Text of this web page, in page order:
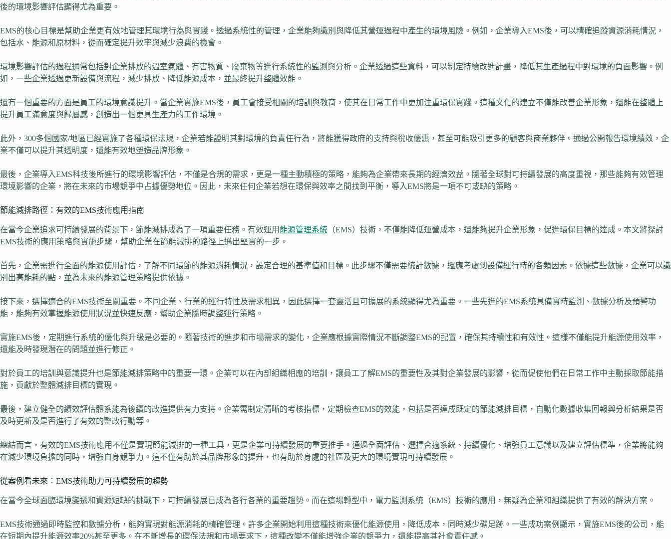
後的環境影響評估顯得尤為重要。
EMS的核心目標是幫助企業更有效地管理其環境行為與實踐。透過系統性的管理，企業能夠識別與降低其營運過程中產生的環境風險。例如，企業導入EMS後，可以精確追蹤資源消耗情況，
包括水、能源和原材料，從而確定提升效率與減少浪費的機會。
環境影響評估的過程通常包括對企業排放的溫室氣體、有害物質、廢棄物等進行系統性的監測與分析。企業透過這些資料，可以制定持續改進計畫，降低其生產過程中對環境的負面影響。例
如，一些企業透過更新設備與流程，減少排放、降低能源成本，並最終提升整體效能。
還有一個重要的方面是員工的環境意識提升。當企業實施EMS後，員工會接受相關的培訓與教育，使其在日常工作中更加注重環保實踐。這種文化的建立不僅能改善企業形象，還能在整體上
提升員工滿意度與歸屬感，創造出一個更具生產力的工作環境。
此外，300多個國家/地區已經實施了各種環保法規，企業若能證明其對環境的負責任行為，將能獲得政府的支持與稅收優惠，甚至可能吸引更多的顧客與商業夥伴。通過公開報告環境績效，企
業不僅可以提升其透明度，還能有效地塑造品牌形象。
最後，企業導入EMS科技後所進行的環境影響評估，不僅是合規的需求，更是一種主動積極的策略，能夠為企業帶來長期的經濟效益。隨著全球對可持續發展的高度重視，那些能夠有效管理
環境影響的企業，將在未來的市場競爭中占據優勢地位。因此，未來任何企業若想在環保與效率之間找到平衡，導入EMS將是一項不可或缺的策略。
節能減排路徑：有效的EMS技術應用指南
在當今企業追求可持續發展的背景下，節能減排成為了一項重要任務。有效運用 能源管理系統 （EMS）技術，不僅能降低運營成本，還能夠提升企業形象，促進環保目標的達成。本文將探討
EMS技術的應用策略與實施步驟，幫助企業在節能減排的路徑上邁出堅實的一步。
首先，企業需進行全面的能源使用評估，了解不同環節的能源消耗情況，設定合理的基準值和目標。此步驟不僅需要統計數據，還應考慮到設備運行時的各類因素。依據這些數據，企業可以識
別出高能耗的點，並為未來的能源管理策略提供依據。
接下來，選擇適合的EMS技術至關重要。不同企業、行業的運行特性及需求相異，因此選擇一套靈活且可擴展的系統顯得尤為重要。一些先進的EMS系統具備實時監測、數據分析及預警功
能，能夠有效掌握能源使用狀況並快速反應，幫助企業隨時調整運行策略。
實施EMS後，定期進行系統的優化與升級是必要的。隨著技術的進步和市場需求的變化，企業應根據實際情況不斷調整EMS的配置，確保其持續性和有效性。這樣不僅能提升能源使用效率，
還能及時發現潛在的問題並進行修正。
對於員工的培訓與意識提升也是節能減排策略中的重要一環。企業可以在內部組織相應的培訓，讓員工了解EMS的重要性及其對企業發展的影響，從而促使他們在日常工作中主動採取節能措
施，貢獻於整體減排目標的實現。
最後，建立健全的績效評估體系能為後續的改進提供有力支持。企業需制定清晰的考核指標，定期檢查EMS的效能，包括是否達成既定的節能減排目標，自動化數據收集回報與分析結果是否
及時更新及是否進行了有效的整改行動等。
總結而言，有效的EMS技術應用不僅是實現節能減排的一種工具，更是企業可持續發展的重要推手。通過全面評估、選擇合適系統、持續優化、增強員工意識以及建立評估標準，企業將能夠
在減少環境負擔的同時，增強自身競爭力。這不僅有助於其品牌形象的提升，也有助於身處的社區及更大的環境實現可持續發展。
從案例看未來：EMS技術助力可持續發展的趨勢
在當今全球面臨環境變遷和資源短缺的挑戰下，可持續發展已成為各行各業的重要趨勢。而在這場轉型中，電力監測系統（EMS）技術的應用，無疑為企業和組織提供了有效的解決方案。
EMS技術通過即時監控和數據分析，能夠實現對能源消耗的精確管理。許多企業開始利用這種技術來優化能源使用，降低成本，同時減少碳足跡。一些成功案例顯示，實施EMS後的公司，能
在短期內提升能源效率20%甚至更多。在不斷增長的環保法規和市場要求下，這種改變不僅能增強企業的競爭力，還能提高其社會責任感。